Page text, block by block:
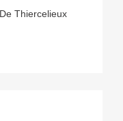
Thiercelieux